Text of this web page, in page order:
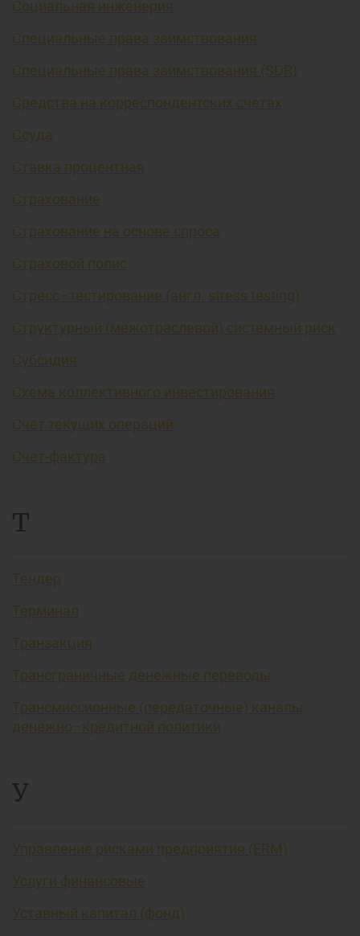
Социальная инженерия
Специальные права заимствования
Специальные права заимствования (SDR)
Средства на корреспондентских счетах
Ссуда
Ставка процентная
Страхование
Страхование на основе спроса
Страховой полис
Стресс–тестирование (англ. stress testing)
Структурный (межотраслевой) системный риск
Субсидия
Схема коллективного инвестирования
Счёт текущих операций
Счет-фактура
Т
Тендер
Терминал
Транзакция
Трансграничные денежные переводы
Трансмиссионные (передаточные) каналы
денежно–кредитной политики
У
Управление рисками предприятия (ERM)
Услуги финансовые
Уставный капитал (фонд)